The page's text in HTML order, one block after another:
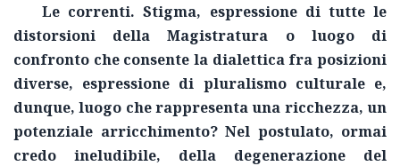
Le correnti. Stigma, espressione di tutte le
distorsioni della Magistratura o luogo di
confronto che consente la dialettica fra posizioni
diverse, espressione di pluralismo culturale e,
dunque, luogo che rappresenta una ricchezza, un
potenziale arricchimento? Nel postulato, ormai
credo ineludibile, della degenerazione del